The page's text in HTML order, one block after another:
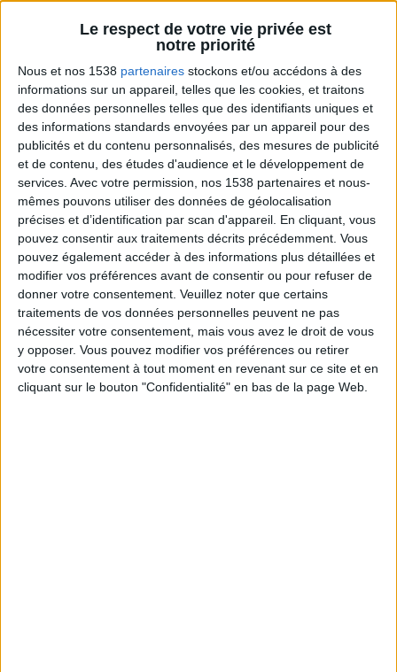
Le respect de votre vie privée est
notre priorité
Nous et nos 1538 partenaires stockons et/ou accédons à des
informations sur un appareil, telles que les cookies, et traitons
des données personnelles telles que des identifiants uniques et
des informations standards envoyées par un appareil pour des
publicités et du contenu personnalisés, des mesures de publicité
et de contenu, des études d'audience et le développement de
services. Avec votre permission, nos 1538 partenaires et nous-
mêmes pouvons utiliser des données de géolocalisation
précises et d’identification par scan d'appareil. En cliquant, vous
pouvez consentir aux traitements décrits précédemment. Vous
pouvez également accéder à des informations plus détaillées et
modifier vos préférences avant de consentir ou pour refuser de
donner votre consentement. Veuillez noter que certains
traitements de vos données personnelles peuvent ne pas
nécessiter votre consentement, mais vous avez le droit de vous
y opposer. Vous pouvez modifier vos préférences ou retirer
votre consentement à tout moment en revenant sur ce site et en
cliquant sur le bouton "Confidentialité" en bas de la page Web.
messagerie diététique, les fiches pratiques, votre
profil. Il partage également avec vous les
nouveautés sur la nouvelle vidéo du Dr Cohen.
Et bien sûr il est là pour vous soutenir et vous
donner de bons conseils.
Apérose : https://bit.ly/aperos-24042020
Combien de kilos souhaitez-vous perdre ?
Moins de
5 kilos
De 5 à 10
kilos
Plus de
10 kilos
Service-client & Motivation Voir tout
Les équipes du Service-client et de la
Communauté Savoir Maigrir vous aident